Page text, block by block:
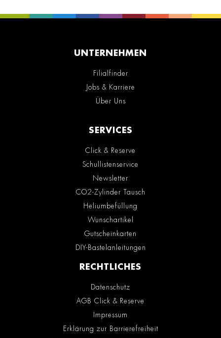
UNTERNEHMEN
Filialfinder
Jobs & Karriere
Über Uns
SERVICES
Click & Reserve
Schullistenservice
Newsletter
CO2-Zylinder Tausch
Heliumbefüllung
Wunschartikel
Gutscheinkarten
DIY-Bastelanleitungen
RECHTLICHES
Datenschutz
AGB Click & Reserve
Impressum
Erklärung zur Barrierefreiheit